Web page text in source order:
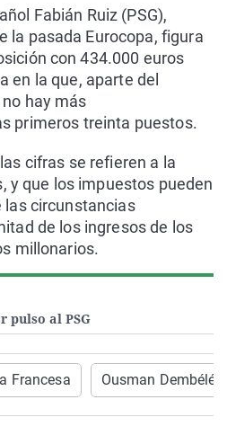
pulso al PSG
Fabián Ruiz (PSG),
la pasada Eurocopa, figura
con 434.000 euros
en la que, aparte del
hay más
primeros treinta puestos.
cifras se refieren a la
y que los impuestos pueden
las circunstancias
de los ingresos de los
millonarios.
Francesa Ousman Dembélé